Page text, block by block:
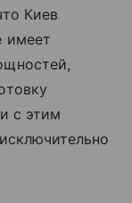
Киев
имеет
с этим